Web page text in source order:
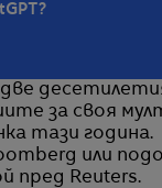
за своя
тази година.
или
пред Reuters.